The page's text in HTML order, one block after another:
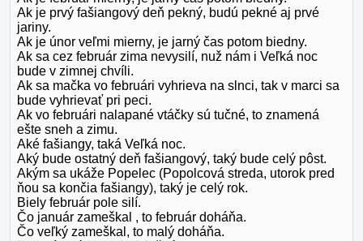
Ak je prvý fašiangový deň pekný, budú pekné aj prvé
jariny.
Ak je únor veľmi mierny, je jarný čas potom biedny.
Ak sa cez február zima nevysilí, nuž nám i Veľká noc
bude v zimnej chvíli.
Ak sa mačka vo februári vyhrieva na slnci, tak v marci sa
bude vyhrievať pri peci.
Ak vo februári nalapané vtáčky sú tučné, to znamená
ešte sneh a zimu.
Aké fašiangy, taká Veľká noc.
Aký bude ostatný deň fašiangový, taký bude celý pôst.
Akým sa ukáže Popelec (Popolcová streda, utorok pred
ňou sa končia fašiangy), taký je celý rok.
Biely február pole silí.
Čo január zameškal , to február doháňa.
Čo veľký zameškal, to malý doháňa.